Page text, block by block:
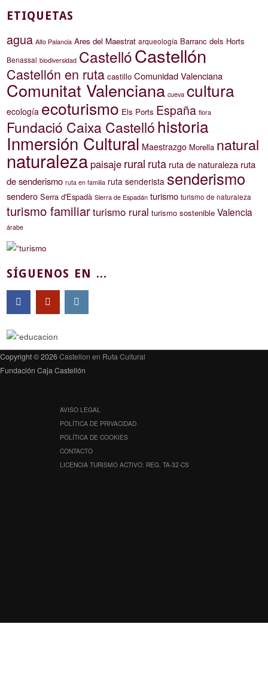
ETIQUETAS
agua Alto Palancia Ares del Maestrat arqueología Barranc dels Horts
Benassal biodiversidad CastellóCastellón
Castellón en ruta castillo Comunidad Valenciana
Comunitat Valenciana cueva cultura
ecología ecoturismo Els Ports España flora
Fundació Caixa Castellóhistoria
Inmersión Cultural Maestrazgo Morella natural
naturaleza paisaje rural ruta ruta de naturaleza ruta
de senderismo ruta en familia ruta senderista senderismo
sendero Serra d'Espadà Sierra de Espadán turismo turismo de naturaleza
turismo familiarturismo rural turismo sostenible Valencia
árabe
SÍGUENOS EN ...
Copyright © 2026Castellon en Ruta Cultural
Fundación Caja Castellón
AVISO LEGAL
POLÍTICA DE PRIVACIDAD
POLÍTICA DE COOKIES
CONTACTO
LICENCIA TURISMO ACTIVO: REG. TA-32-CS